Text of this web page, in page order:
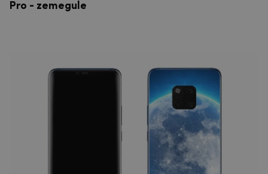
Pro - zemegule